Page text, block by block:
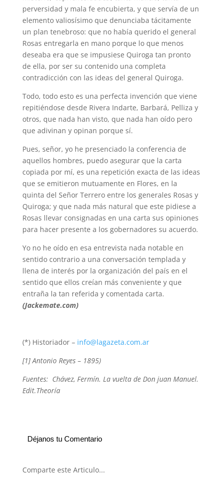
perversidad y mala fe encubierta, y que servía de un
elemento valiosísimo que denunciaba tácitamente
un plan tenebroso: que no había querido el general
Rosas entregarla en mano porque lo que menos
deseaba era que se impusiese Quiroga tan pronto
de ella, por ser su contenido una completa
contradicción con las ideas del general Quiroga.
Todo, todo esto es una perfecta invención que viene
repitiéndose desde Rivera Indarte, Barbará, Pelliza y
otros, que nada han visto, que nada han oído pero
que adivinan y opinan porque sí.
Pues, señor, yo he presenciado la conferencia de
aquellos hombres, puedo asegurar que la carta
copiada por mí, es una repetición exacta de las ideas
que se emitieron mutuamente en Flores, en la
quinta del Señor Terrero entre los generales Rosas y
Quiroga; y que nada más natural que este pidiese a
Rosas llevar consignadas en una carta sus opiniones
para hacer presente a los gobernadores su acuerdo.
Yo no he oído en esa entrevista nada notable en
sentido contrario a una conversación templada y
llena de interés por la organización del país en el
sentido que ellos creían más conveniente y que
entraña la tan referida y comentada carta.
(Jackemate.com)
(*) Historiador – info@lagazeta.com.ar
[1] Antonio Reyes – 1895)
Fuentes: Chávez, Fermín. La vuelta de Don juan Manuel.
Edit.Theoría
Déjanos tu Comentario
Comparte este Articulo...